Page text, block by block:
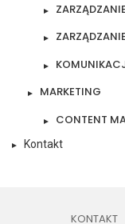
ZARZĄDZANIE
MARKETING
CONTENT
Kontakt
KONTAKT